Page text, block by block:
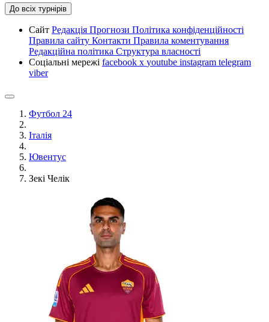
До всіх турнірів
Сайт Редакція Прогнози Політика конфіденційності
Правила сайту Контакти Правила коментування
Редакційна політика Структура власності
Соціальні мережі facebook x youtube instagram telegram
viber
Футбол 24
Італія
Ювентус
Зекі Челік